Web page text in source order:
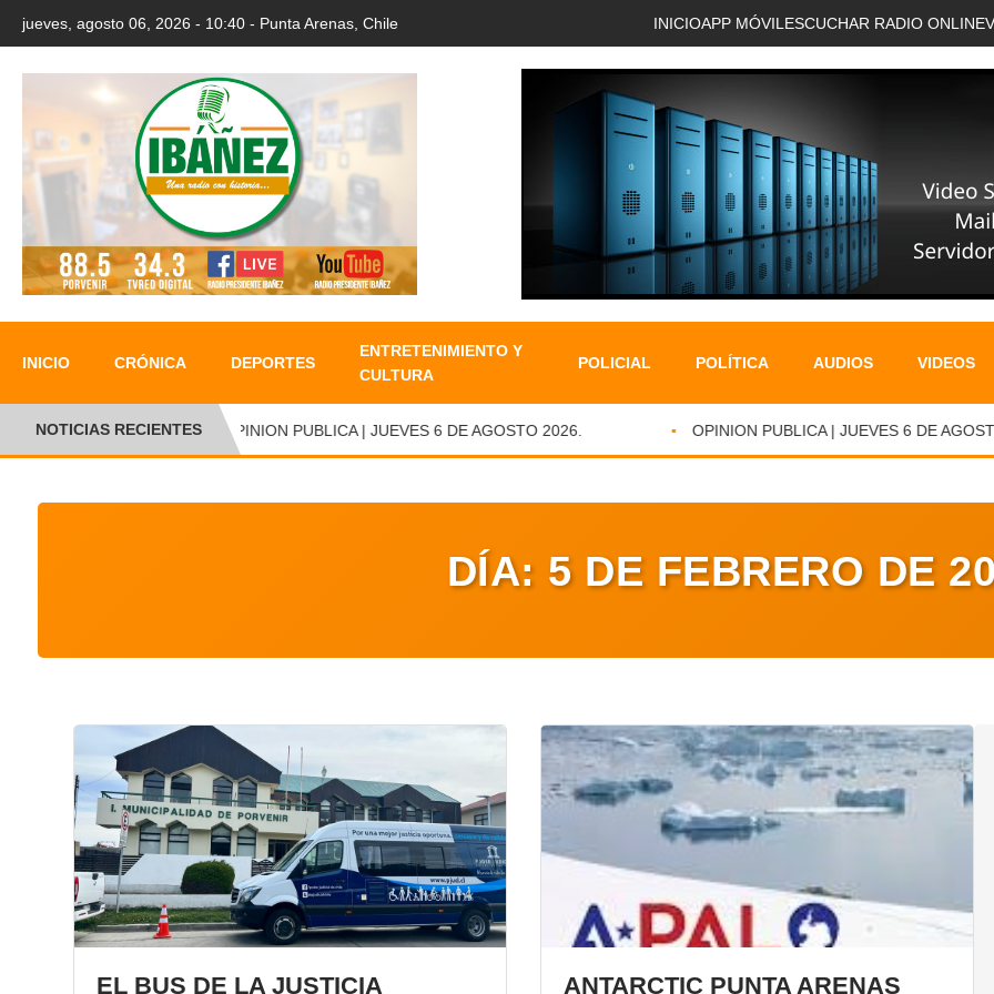
jueves, agosto 06, 2026 - 10:40 - Punta Arenas, Chile INICIOAPP MÓVIL ESCUCHAR RADIO ONLINE
INICIO CRÓNICA DEPORTES
ENTRETENIMIENTO Y
CULTURA
POLICIAL POLÍTICA AUDIOS VIDEOS
NOTICIAS RECIENTESOPINION PUBLICA | JUEVES 6 DE AGOSTO 2026. OPINION PUBLICA | JUEVES 6 DE AGOSTO
DÍA: 5 DE FEBRERO DE
EL BUS DE LA JUSTICIA ANTARCTIC PUNTA ARENAS